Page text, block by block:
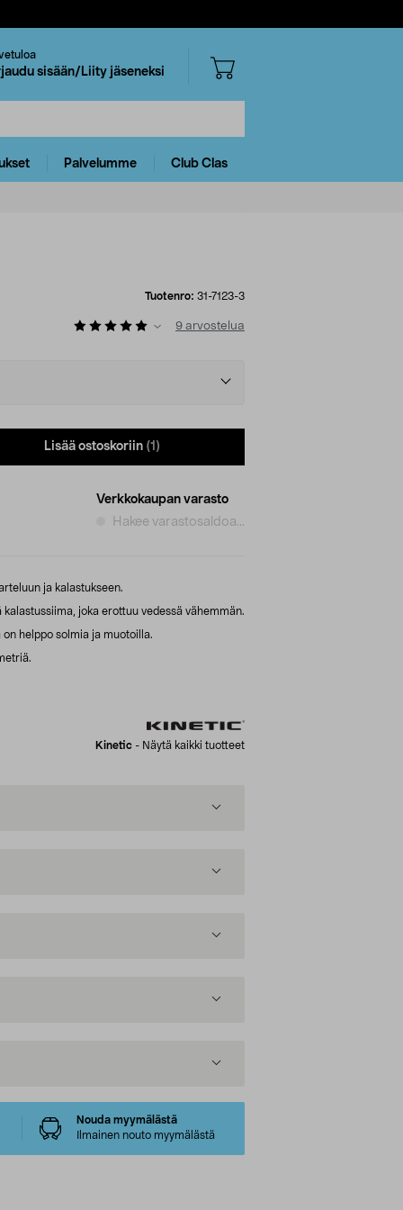
sisään/Liity jäseneksi
Palvelumme Club Clas
Tuotenro: 31-7123-3
9 arvostelua
Lisää ostoskoriin (1)
Verkkokaupan varasto
Hakee varastosaldoa...
ja kalastukseen.
joka erottuu vedessä vähemmän.
helppo solmia ja muotoilla.
Kinetic - Näytä kaikki tuotteet
Nouda myymälästä
Ilmainen nouto myymälästä